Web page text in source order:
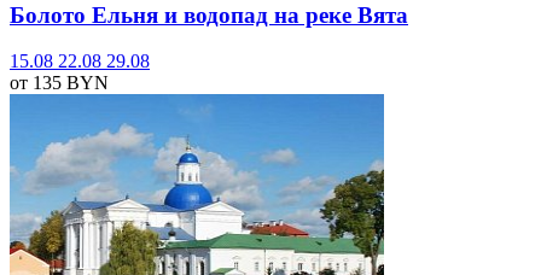
Болото Ельня и водопад на реке Вята
15.08 22.08 29.08
от 135 BYN